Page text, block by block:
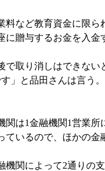
など教育資金に限
贈与するお金を入金
取り消しはできな
」と品田さんは言う
は1金融機関1営業
いるので、ほかの
関によって2通りの